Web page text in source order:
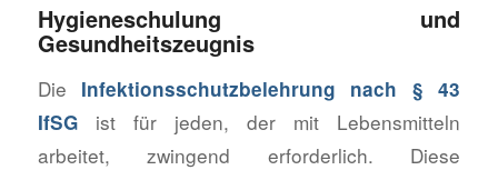
Hygieneschulung und
Gesundheitszeugnis
Die Infektionsschutzbelehrung nach § 43
IfSGist für jeden, der mit Lebensmitteln
arbeitet, zwingend erforderlich. Diese